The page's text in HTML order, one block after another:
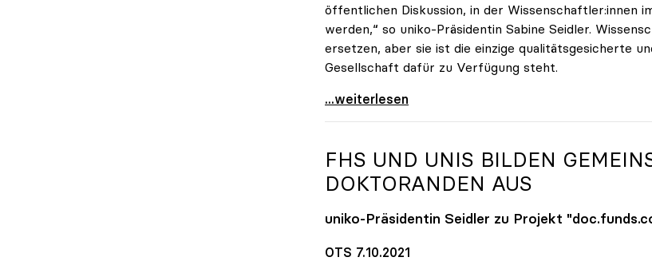
öffentlichen Diskussion, in der Wissenschaftler:innen
werden,“ so uniko-Präsidentin Sabine Seidler.
ersetzen, aber sie ist die einzige qualitätsgesicherte
Gesellschaft dafür zu Verfügung steht.
uniko stellt sich hinter Forscher:innen
...weiterlesen
FHS UND UNIS BILDEN
DOKTORANDEN AUS
uniko-Präsidentin Seidler zu Projekt
OTS 7.10.2021